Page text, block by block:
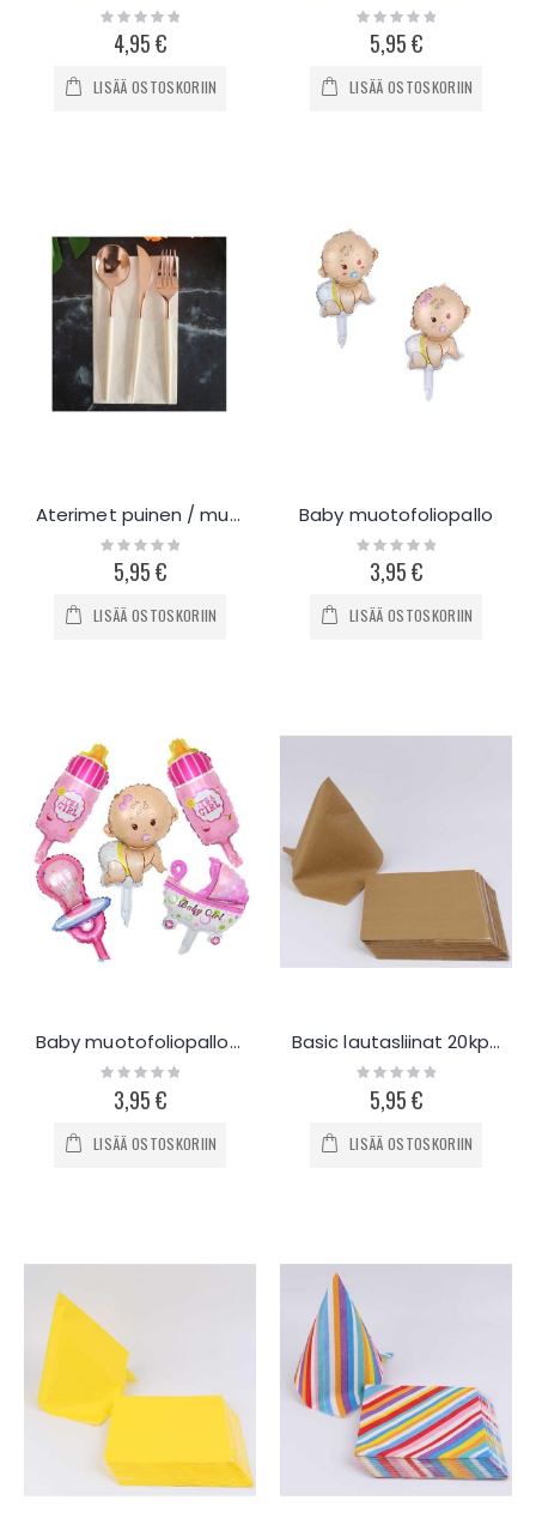
Rating:
0%4,95 €
LISÄÄ OSTOSKORIIN
Rating:
0%5,95 €
LISÄÄ OSTOSKORIIN
Aterimet puinen / muovinen 24kpl
Rating:
0%5,95 €
LISÄÄ OSTOSKORIIN
Baby muotofoliopallo
Rating:
0%3,95 €
LISÄÄ OSTOSKORIIN
Baby muotofoliopallo -setti
Rating:
0%3,95 €
LISÄÄ OSTOSKORIIN
Basic lautasliinat 20kpl - kahvi
Rating:
0%5,95 €
LISÄÄ OSTOSKORIIN